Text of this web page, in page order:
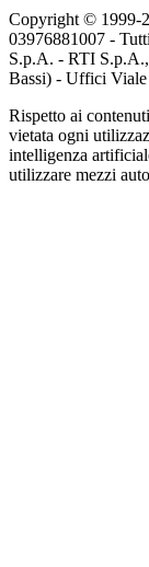
Copyright © 1999-
03976881007 -
S.p.A. - RTI S.p.A.,
Bassi) - Uffici
Rispetto ai
vietata ogni
intelligenza
utilizzare mezzi